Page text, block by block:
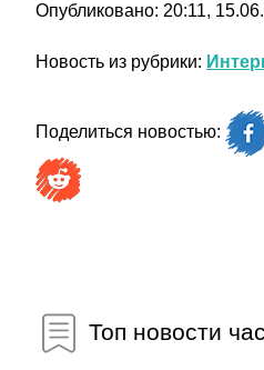
Опубликовано: 20:11,
Новость из рубрики:
Поделиться новостью:
Топ новости